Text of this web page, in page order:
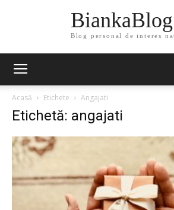
Blog personal de interes
Acasă Etichete Angajati
Etichetă: angajati